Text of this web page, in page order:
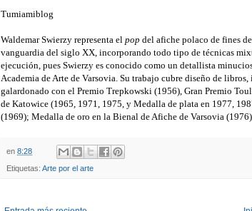
Tumiamiblog
Waldemar Swierzy representa el pop del afiche polaco de fines
vanguardia del siglo XX, incorporando todo tipo de técnicas
ejecución, pues Swierzy es conocido como un detallista
Academia de Arte de Varsovia. Su trabajo cubre diseño de
galardonado con el Premio Trepkowski (1956), Gran Premio
de Katowice (1965, 1971, 1975, y Medalla de plata en 1977,
(1969); Medalla de oro en la Bienal de Afiche de Varsovia
en 8:28
Etiquetas: Arte por el arte